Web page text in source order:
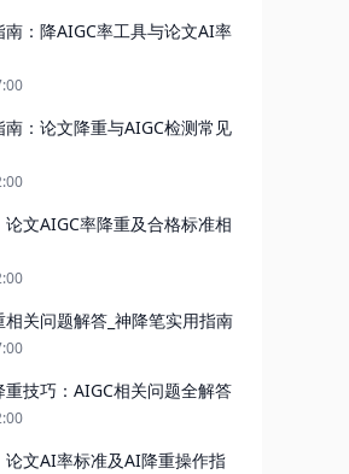
：降AIGC率工具与论文AI率
：论文降重与AIGC检测常见
文AIGC率降重及合格标准相
关问题解答_神降笔实用指南
技巧：AIGC相关问题全解答
论文AI率标准及AI降重操作指